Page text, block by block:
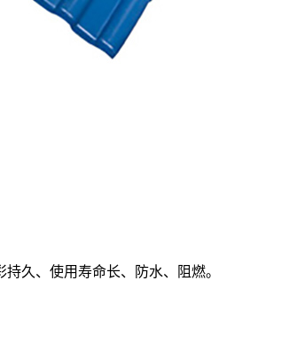
久、使用寿命长、防水、阻燃。